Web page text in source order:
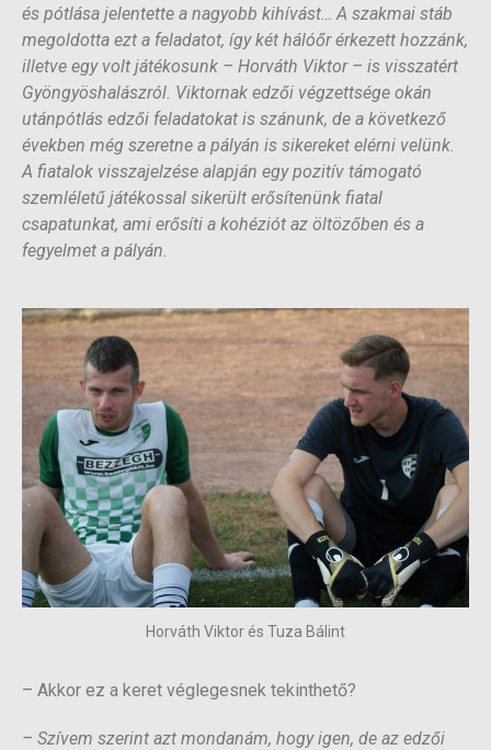
és pótlása jelentette a nagyobb kihívást… A szakmai stáb
megoldotta ezt a feladatot, így két hálóőr érkezett hozzánk,
illetve egy volt játékosunk – Horváth Viktor – is visszatért
Gyöngyöshalászról. Viktornak edzői végzettsége okán
utánpótlás edzői feladatokat is szánunk, de a következő
években még szeretne a pályán is sikereket elérni velünk.
A fiatalok visszajelzése alapján egy pozitív támogató
szemléletű játékossal sikerült erősítenünk fiatal
csapatunkat, ami erősíti a kohéziót az öltözőben és a
fegyelmet a pályán.
Horváth Viktor és Tuza Bálint
– Akkor ez a keret véglegesnek tekinthető?
– Szívem szerint azt mondanám, hogy igen, de az edzői